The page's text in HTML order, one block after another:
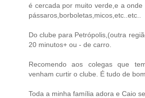
é cercada por muito verde,e a
pássaros,borboletas,micos,etc..etc..
Do clube para Petrópolis,(outra
20 minutos+ ou - de carro.
Recomendo aos colegas que
venham curtir o clube. É tudo de
Toda a minha família adora e Caio